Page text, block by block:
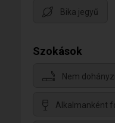
Bika jegyű
Szokások
Nem
Alkalmanként